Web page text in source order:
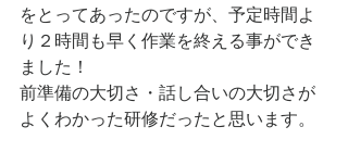
をとってあったのですが、予定時間よ
り２時間も早く作業を終える事ができ
ました！
前準備の大切さ・話し合いの大切さが
よくわかった研修だったと思います。